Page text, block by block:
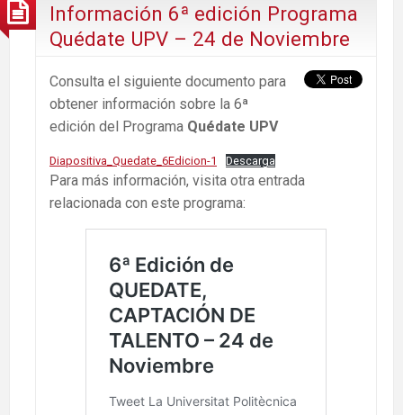
Información 6ª edición Programa
Quédate UPV – 24 de Noviembre
Consulta el siguiente documento para
obtener información sobre la 6ª
edición del Programa Quédate UPV
Diapositiva_Quedate_6Edicion-1 Descarga
Para más información, visita otra entrada
relacionada con este programa: